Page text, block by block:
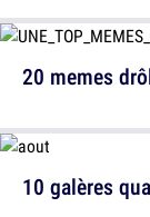
20 memes
10 galères